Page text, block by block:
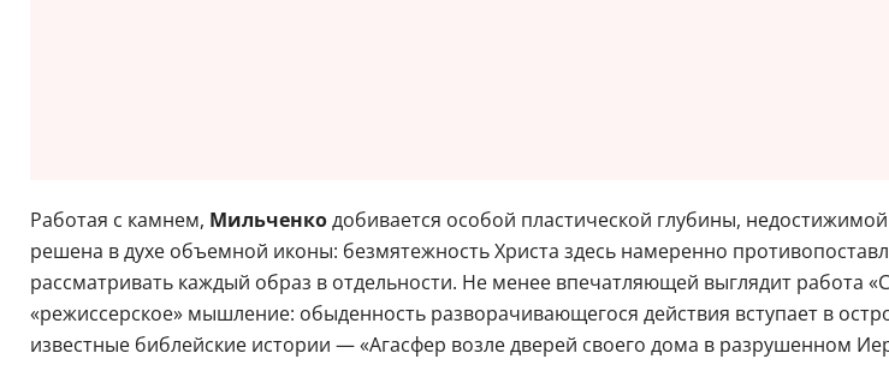
Работая с камнем, Мильченкодобивается особой пластической глубины,
решена в духе объемной иконы: безмятежность Христа здесь намеренно
рассматривать каждый образ в отдельности. Не менее впечатляющей выглядит работа
«режиссерское» мышление: обыденность разворачивающегося действия вступает в
известные библейские истории — «Агасфер возле дверей своего дома в разрушенном